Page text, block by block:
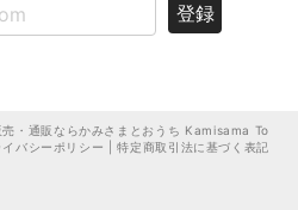
登録
売・通販ならかみさまとおうち Kamisama To
イバシーポリシー |特定商取引法に基づく表記